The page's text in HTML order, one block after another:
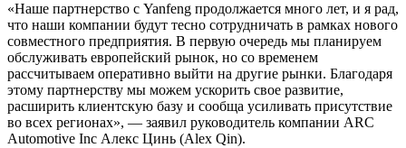
«Наше партнерство с Yanfeng продолжается много лет, и я рад,
что наши компании будут тесно сотрудничать в рамках нового
совместного предприятия. В первую очередь мы планируем
обслуживать европейский рынок, но со временем
рассчитываем оперативно выйти на другие рынки. Благодаря
этому партнерству мы можем ускорить свое развитие,
расширить клиентскую базу и сообща усиливать присутствие
во всех регионах», — заявил руководитель компании ARC
Automotive Inc Алекс Цинь (Alex Qin).